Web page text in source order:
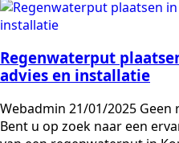
Regenwaterput
advies en installatie
Webadmin 21/01/2025 Geen
Bent u op zoek naar een